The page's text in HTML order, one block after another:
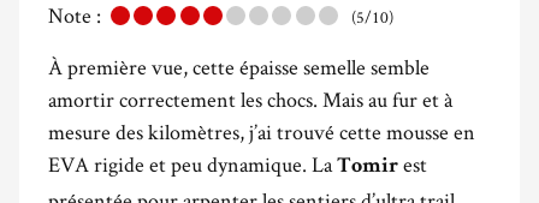
Note : (5/10)
À première vue, cette épaisse semelle semble
amortir correctement les chocs. Mais au fur et à
mesure des kilomètres, j’ai trouvé cette mousse en
EVA rigide et peu dynamique. LaTomir est